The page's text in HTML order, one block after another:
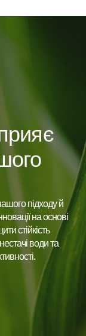
підходу й
на основі
стійкість
води та